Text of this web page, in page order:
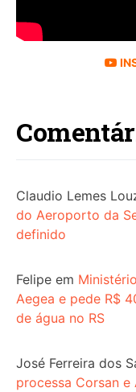
Claudio Lemes
do Aeroporto da
definido
Felipe em
Aegea e pede R$
de água no RS
José Ferreira dos
processa Corsan